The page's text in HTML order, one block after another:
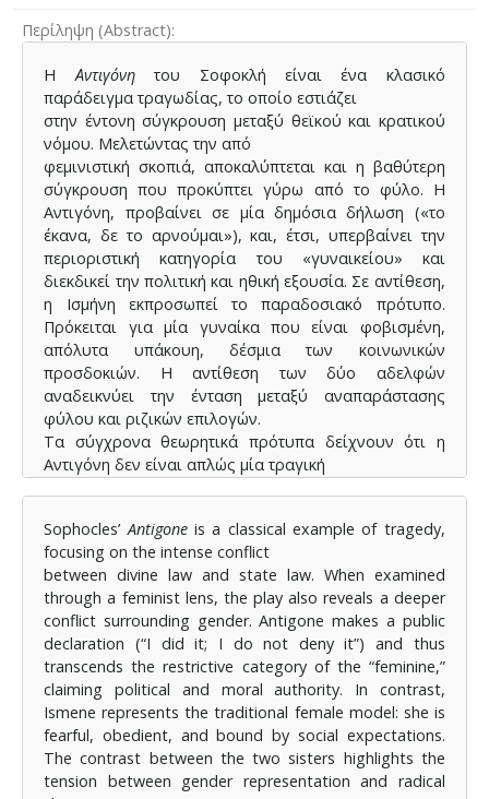
Περίληψη (Abstract)
Η Αντιγόνητου Σοφοκλή είναι ένα κλασικό
παράδειγμα τραγωδίας, το οποίο εστιάζει
στην έντονη σύγκρουση μεταξύ θεϊκού και κρατικού
νόμου. Μελετώντας την από
φεμινιστική σκοπιά, αποκαλύπτεται και η βαθύτερη
σύγκρουση που προκύπτει γύρω από το φύλο. Η
Αντιγόνη, προβαίνει σε μία δημόσια δήλωση («το
έκανα, δε το αρνούμαι»), και, έτσι, υπερβαίνει την
περιοριστική κατηγορία του «γυναικείου» και
διεκδικεί την πολιτική και ηθική εξουσία. Σε αντίθεση,
η Ισμήνη εκπροσωπεί το παραδοσιακό πρότυπο.
Πρόκειται για μία γυναίκα που είναι φοβισμένη,
απόλυτα υπάκουη, δέσμια των κοινωνικών
προσδοκιών. Η αντίθεση των δύο αδελφών
αναδεικνύει την ένταση μεταξύ αναπαράστασης
φύλου και ριζικών επιλογών.
Τα σύγχρονα θεωρητικά πρότυπα δείχνουν ότι η
Αντιγόνη δεν είναι απλώς μία τραγική
ατομικό καθήκον απέναντι στην εξουσία μπορεί να
γίνει και ριζοσπαστικό.
Παρά το γεγονός ότι η τελική τιμωρία είναι η
«κοινωνική και κρατική τιμωρία», η
Αντιγόνη εκπέμπει μια μορφή πολιτικής αντίστασης
που παραμένει αντισυμβατική, αλλά
βαθιά επίκαιρη.
Συγκεκριμένα, στην εισαγωγή της εργασίας θα
παρουσιαστεί το θέμα, δηλαδή η Αντιγόνη ως
χαρακτήρας με φεμινιστική και ανατρεπτική
διάσταση, μέσα από το πρίσμα
αντιπαράθεσης του κρατικού και του θεϊκού -
Sophocles’ Antigoneis a classical example of tragedy,
focusing on the intense conflict
between divine law and state law. When examined
through a feminist lens, the play also reveals a deeper
conflict surrounding gender. Antigone makes a public
declaration (“I did it; I do not deny it”) and thus
transcends the restrictive category of the “feminine,”
claiming political and moral authority. In contrast,
Ismene represents the traditional female model: she is
fearful, obedient, and bound by social expectations.
The contrast between the two sisters highlights the
tension between gender representation and radical